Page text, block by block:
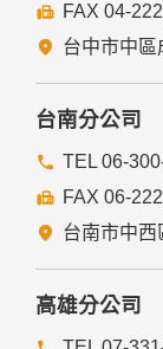
揭露您的個人資
者。
本網站委託廠商
委外廠商或個人
六、Cookie之使
為了提供您最佳
們的Cookie，若
瀏覽器功能項中
七、隱私權保護
FAX 04-
台中市中
台南分公司
TEL 06-
FAX 06-
台南市中西
高雄分公司